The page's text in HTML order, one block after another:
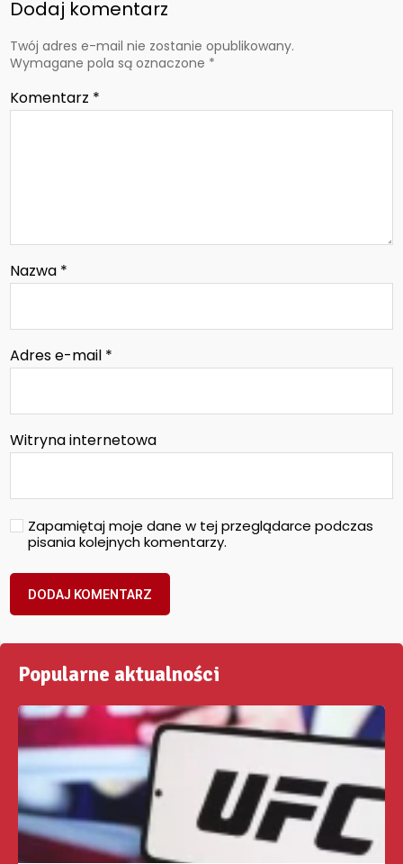
Dodaj komentarz
Twój adres e-mail nie zostanie opublikowany.
Wymagane pola są oznaczone *
Komentarz *
Nazwa *
Adres e-mail *
Witryna internetowa
Zapamiętaj moje dane w tej przeglądarce podczas
pisania kolejnych komentarzy.
Popularne aktualności